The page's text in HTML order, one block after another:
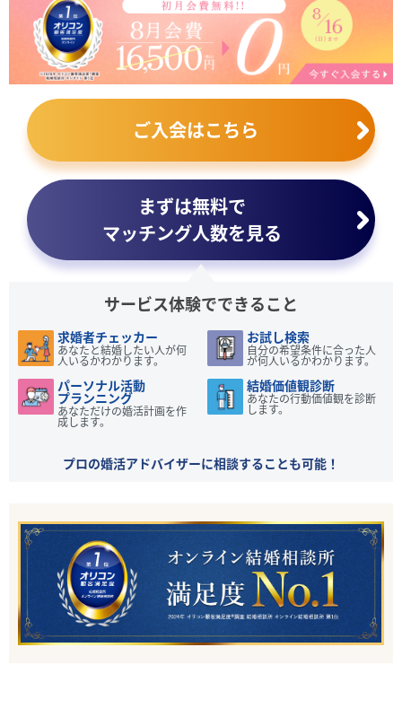
まずは無料で
マッチング人数を見る
ご入会はこちら
サービス体験でできること
求婚者チェッカー
あなたと結婚したい人が何
人いるかわかります。
お試し検索
自分の希望条件に合った人
が何人いるかわかります。
パーソナル活動
プランニング
あなただけの婚活計画を作
成します。
結婚価値観診断
あなたの行動価値観を診断
します。
プロの婚活アドバイザーに相談することも可能！